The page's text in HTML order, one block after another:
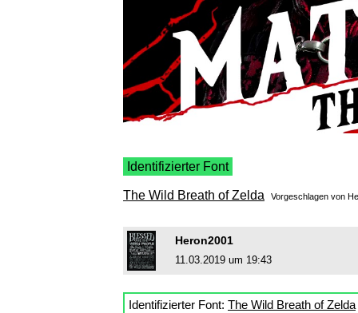
Identifizierter Font
The Wild Breath of Zelda Vorgeschlagen von
Heron2001
11.03.2019 um 19:43
Identifizierter Font: The Wild Breath of Zelda